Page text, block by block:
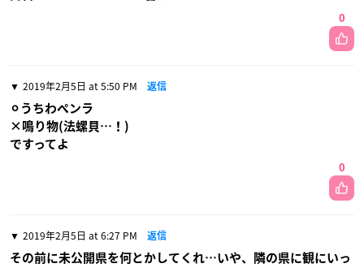
0
2019年2月5日 at 5:50 PM 返信
⚪︎うちわペンラ
×鳴り物(法螺貝…！)
ですってよ
0
2019年2月5日 at 6:27 PM 返信
その前に未公開県を何とかしてくれ…いや、隣の県に観にいっ